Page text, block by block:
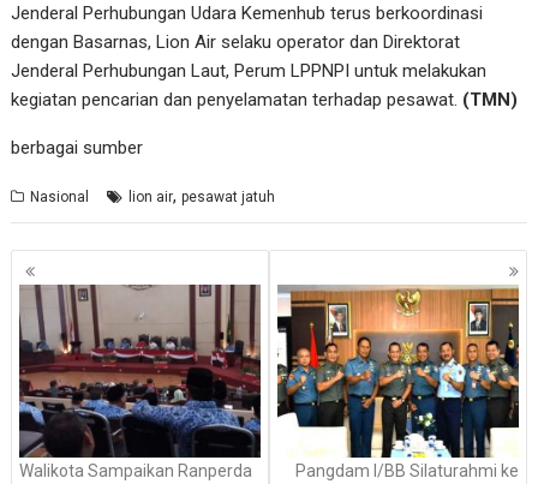
Jenderal Perhubungan Udara Kemenhub terus berkoordinasi
dengan Basarnas, Lion Air selaku operator dan Direktorat
Jenderal Perhubungan Laut, Perum LPPNPI untuk melakukan
kegiatan pencarian dan penyelamatan terhadap pesawat. (TMN)
berbagai sumber
Nasional lion air,pesawat jatuh
Navigasi
pos
Walikota Sampaikan Ranperda
Pangdam I/BB Silaturahmi ke